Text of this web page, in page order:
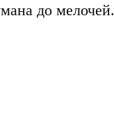
до мелочей.